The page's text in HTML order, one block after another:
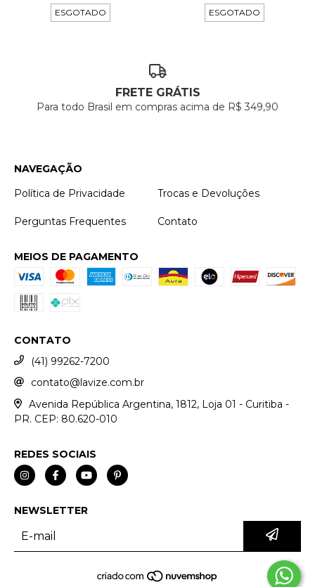
ESGOTADO
ESGOTADO
FRETE GRÁTIS
Para todo Brasil em compras acima de R$ 349,90
NAVEGAÇÃO
Política de Privacidade
Trocas e Devoluções
Perguntas Frequentes Contato
MEIOS DE PAGAMENTO
CONTATO
(41) 99262-7200
contato@lavize.com.br
Avenida República Argentina, 1812, Loja 01 - Curitiba -
PR. CEP: 80.620-010
REDES SOCIAIS
NEWSLETTER